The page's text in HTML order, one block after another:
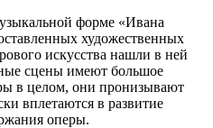
форме «Ивана
художественных
искусства нашли в ней
сцены имеют большое
в целом, они пронизывают
вплетаются в развитие
оперы.